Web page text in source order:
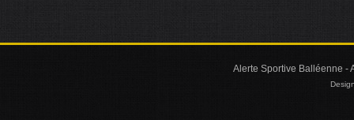
Alerte Sportive Balléenne -